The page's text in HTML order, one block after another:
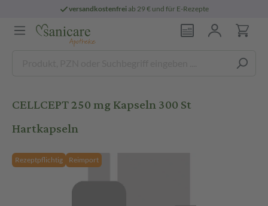
versandkostenfreiab 29 € und für E-Rezepte
CELLCEPT 250 mg Kapseln 300 St
Hartkapseln
Rezeptpflichtig Reimport